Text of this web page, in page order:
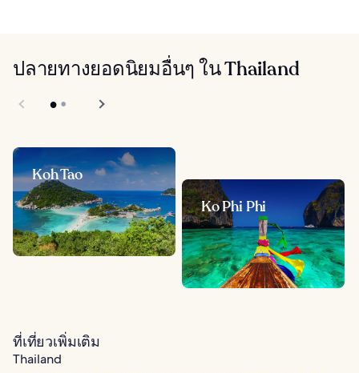
ปลายทางยอดนิยมอื่นๆ ใน Thailand
Koh Tao
Ko Phi Phi
ที่เที่ยวเพิ่มเติม
Thailand